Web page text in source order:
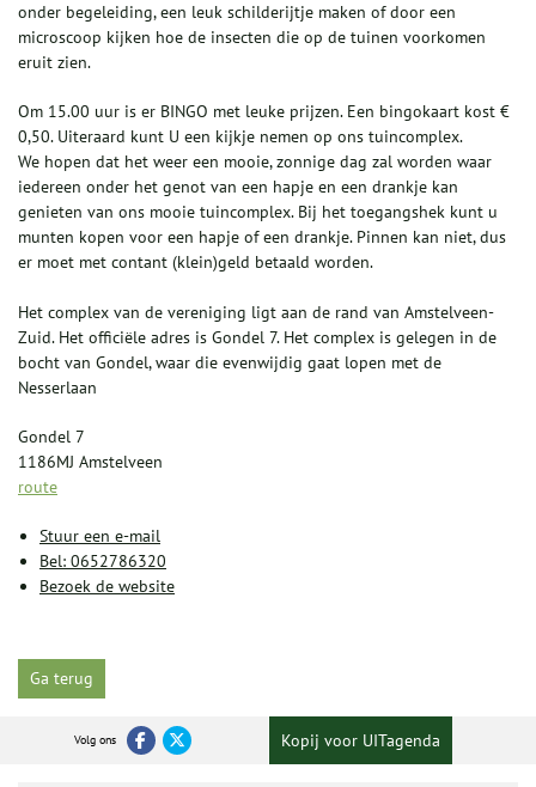
onder begeleiding, een leuk schilderijtje maken of door een
microscoop kijken hoe de insecten die op de tuinen voorkomen
eruit zien.
Om 15.00 uur is er BINGO met leuke prijzen. Een bingokaart kost €
0,50. Uiteraard kunt U een kijkje nemen op ons tuincomplex.
We hopen dat het weer een mooie, zonnige dag zal worden waar
iedereen onder het genot van een hapje en een drankje kan
genieten van ons mooie tuincomplex. Bij het toegangshek kunt u
munten kopen voor een hapje of een drankje. Pinnen kan niet, dus
er moet met contant (klein)geld betaald worden.
Het complex van de vereniging ligt aan de rand van Amstelveen-
Zuid. Het officiële adres is Gondel 7. Het complex is gelegen in de
bocht van Gondel, waar die evenwijdig gaat lopen met de
Nesserlaan
Gondel 7
1186MJ Amstelveen
route
Stuur een e-mail
Bel: 0652786320
Bezoek de website
Ga terug
Volg ons Kopij voor UITagenda